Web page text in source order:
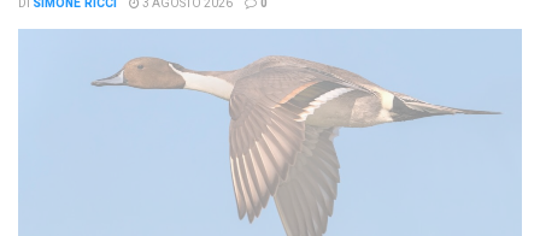
DI SIMONE RICCI 3 AGOSTO 2026 0